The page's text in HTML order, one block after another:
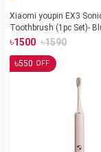
Xiaomi youpin EX3
Toothbrush (1pc Set)-
৳1500 ৳1590
৳550 OFF